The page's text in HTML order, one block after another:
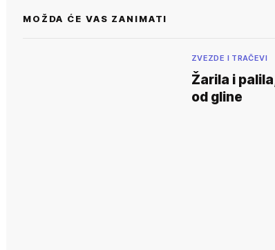
MOŽDA ĆE VAS ZANIMATI
ZVEZDE I TRAČEVI
Žarila i
od gline